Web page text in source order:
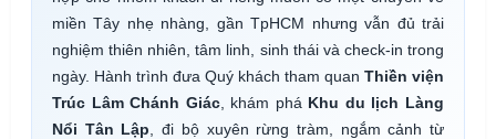
miền Tây nhẹ nhàng, gần TpHCM nhưng vẫn đủ trải
nghiệm thiên nhiên, tâm linh, sinh thái và check-in trong
ngày. Hành trình đưa Quý khách tham quan Thiền viện
Trúc Lâm Chánh Giác, khám phá Khu du lịch Làng
Nổi Tân Lập , đi bộ xuyên rừng tràm, ngắm cảnh từ